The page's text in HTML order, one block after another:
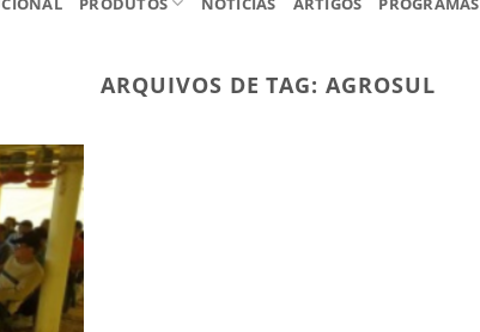
ARQUIVOS DE TAG:AGROSUL